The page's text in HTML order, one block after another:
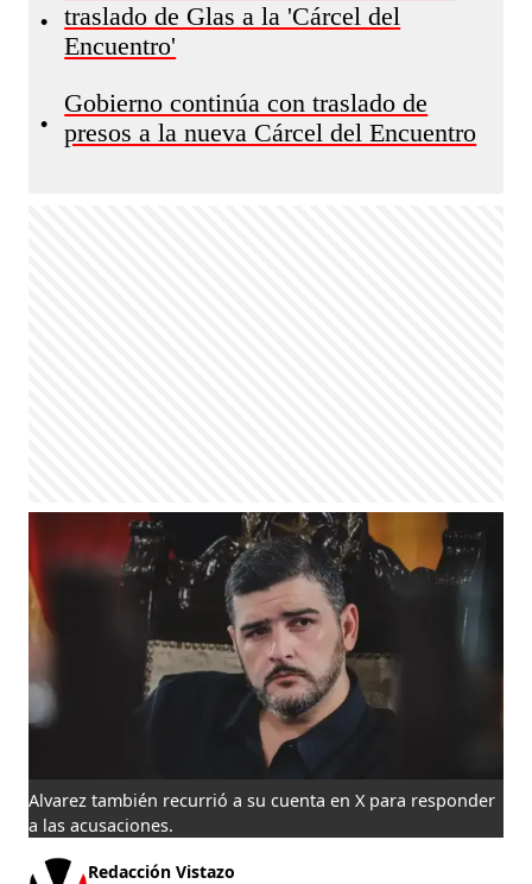
•
traslado de Glas a la 'Cárcel del
Encuentro'
•
Gobierno continúa con traslado de
presos a la nueva Cárcel del Encuentro
Alvarez también recurrió a su cuenta en X para responder
a las acusaciones.
Redacción Vistazo